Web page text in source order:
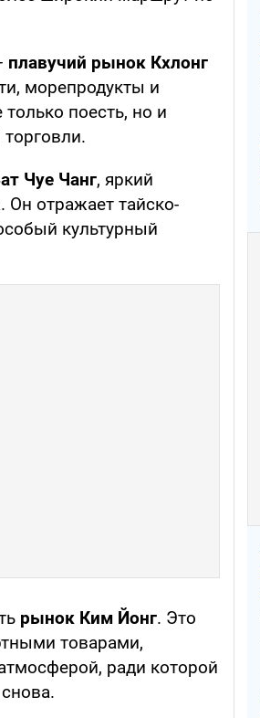
плавучий рынок Кхлонг
морепродукты и
поесть, но и
Чуе Чанг, яркий
Он отражает тайско-
культурный
рынок Ким Йонг. Это
товарами,
ради которой